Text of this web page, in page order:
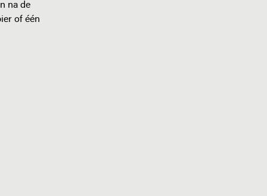
na de
of één